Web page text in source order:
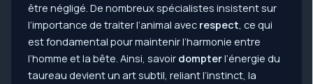
être négligé. De nombreux spécialistes insistent sur
l’importance de traiter l’animal avec respect, ce qui
est fondamental pour maintenir l’harmonie entre
l’homme et la bête. Ainsi, savoir dompterl’énergie du
taureau devient un art subtil, reliant l’instinct, la